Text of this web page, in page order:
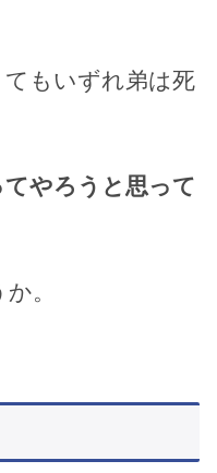
もいずれ弟は死
やろうと思って
。